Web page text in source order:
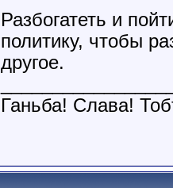
Разбогатеть и
политику, чтобы
другое.
Ганьба! Слава!